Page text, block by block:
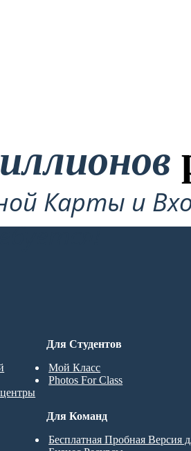
Карты и
Для Студентов
Мой Класс
Photos For Class
Для Команд
Бесплатная Пробная Версия